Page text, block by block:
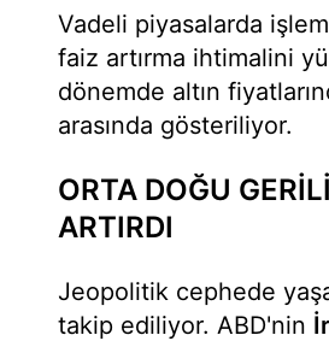
Vadeli piyasalarda
faiz artırma ihtimalini
dönemde altın
arasında gösteriliyor.
ORTA DOĞU
ARTIRDI
Jeopolitik cephede
takip ediliyor. ABD'nin